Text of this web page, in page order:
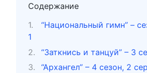
Содержание
“Национальный гимн” –
1
“Заткнись и танцуй” – 3
“Архангел” – 4 сезон, 2